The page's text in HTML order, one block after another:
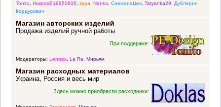
Tonito, Николай19850805, zaya, Nat-ka, СнежанаЦех, Tatyanka29, Дублерин
Кордурович
Магазин авторских изделий
Продажа изделий ручной работы
При поддержке:
Модераторы: Lennox, La Ra, Мирьям
Магазин расходных материалов
Украина, Россия и весь мир
Здесь можно приобрести расходники: